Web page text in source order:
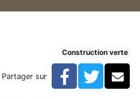
et terre
Construction verte
Partager sur Facebook